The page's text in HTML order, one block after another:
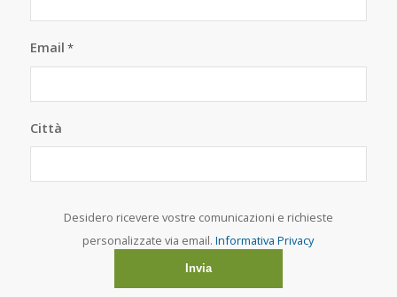
Email *
Città
Desidero ricevere vostre comunicazioni e richieste
personalizzate via email.Informativa Privacy